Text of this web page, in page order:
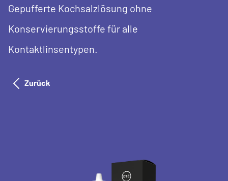
Gepufferte Kochsalzlösung ohne
Konservierungsstoffe für alle
Kontaktlinsentypen.
Zurück